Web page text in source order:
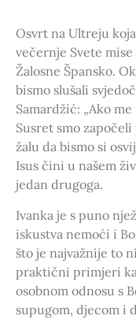
Osvrt na Ultreju
večernje Svete
Žalosne Špansko.
bismo slušali
Samardžić: „Ako
Susret smo
žalu da bismo si
Isus čini u našem
jedan drugoga.
Ivanka je s puno
iskustva nemoći i
što je najvažnije to
praktični primjeri
osobnom odnosu s
supugom, djecom i